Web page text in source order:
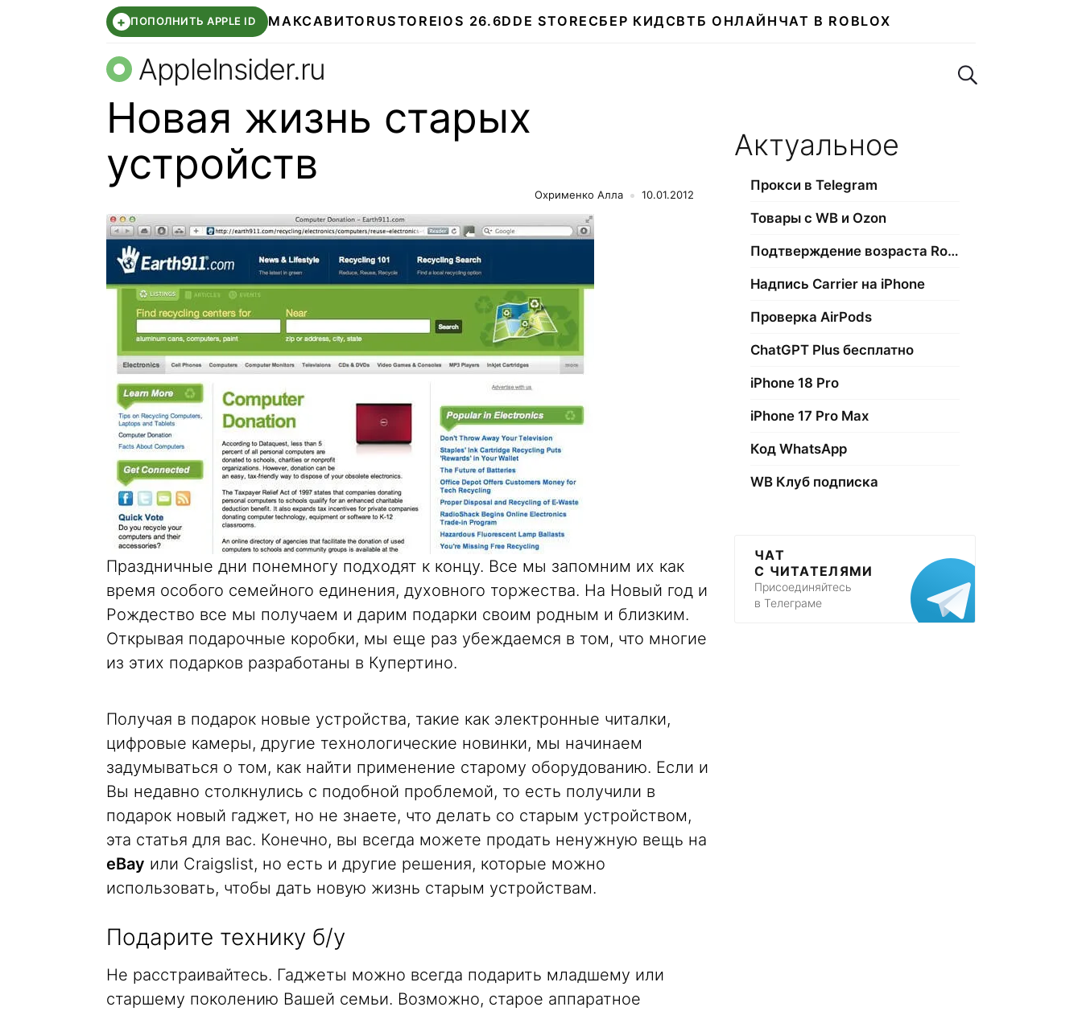
+ ПОПОЛНИТЬ APPLE ID МАКСАВИТО RUSTOREIOS 26.6DDE STORE СБЕР КИДСВТБ ОНЛАЙН ЧАТ В ROBLOX
AppleInsider.ru Поиск по сайту
Новая жизнь старых
устройств
Охрименко Алла 10.01.2012
Праздничные дни понемногу подходят к концу. Все мы запомним их как
время особого семейного единения, духовного торжества. На Новый год и
Рождество все мы получаем и дарим подарки своим родным и близким.
Открывая подарочные коробки, мы еще раз убеждаемся в том, что многие
из этих подарков разработаны в Купертино.
Получая в подарок новые устройства, такие как электронные читалки,
цифровые камеры, другие технологические новинки, мы начинаем
задумываться о том, как найти применение старому оборудованию. Если и
Вы недавно столкнулись с подобной проблемой, то есть получили в
подарок новый гаджет, но не знаете, что делать со старым устройством,
эта статья для вас. Конечно, вы всегда можете продать ненужную вещь на
eBay или Craigslist, но есть и другие решения, которые можно
использовать, чтобы дать новую жизнь старым устройствам.
Подарите технику б/у
Не расстраивайтесь. Гаджеты можно всегда подарить младшему или
старшему поколению Вашей семьи. Возможно, старое аппаратное
Актуальное
Прокси в Telegram
Товары с WB и Ozon
Подтверждение возраста Roblox
Надпись Carrier на iPhone
Проверка AirPods
ChatGPT Plus бесплатно
iPhone 18 Pro
iPhone 17 Pro Max
Код WhatsApp
WB Клуб подписка
ЧАТ
С ЧИТАТЕЛЯМИ
Присоединяйтесь
в Телеграме